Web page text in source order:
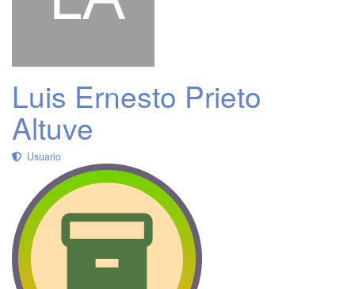
Luis Ernesto Prieto
Altuve
Usuario